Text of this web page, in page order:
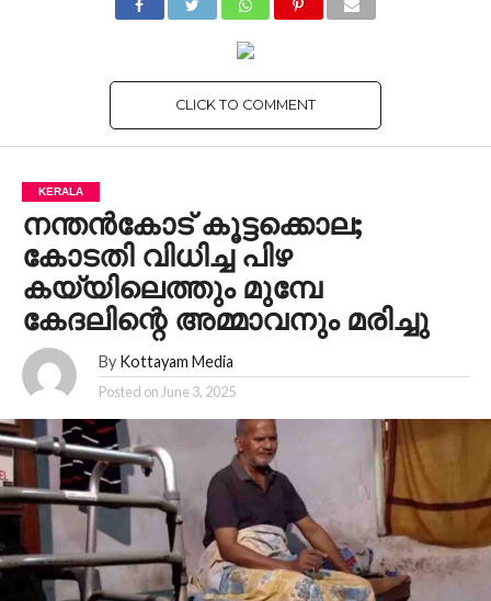
CLICK TO COMMENT
KERALA
നന്തൻകോട് കൂട്ടക്കൊല;
കോടതി വിധിച്ച പിഴ
കയ്യിലെത്തും മുമ്പേ
കേദലിന്റെ അമ്മാവനും മരിച്ചു
By Kottayam Media
Posted on June 3, 2025